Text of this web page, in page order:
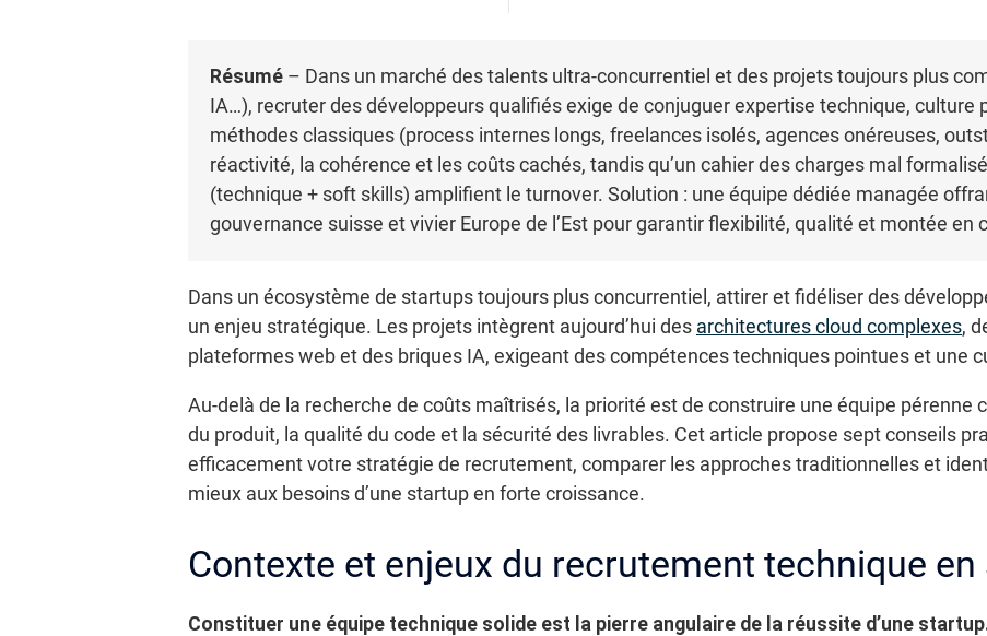
Résumé – Dans un marché des talents ultra-concurrentiel et des projets toujours plus
IA…), recruter des développeurs qualifiés exige de conjuguer expertise technique, culture
méthodes classiques (process internes longs, freelances isolés, agences onéreuses,
réactivité, la cohérence et les coûts cachés, tandis qu’un cahier des charges mal
(technique + soft skills) amplifient le turnover. Solution : une équipe dédiée managée
gouvernance suisse et vivier Europe de l’Est pour garantir flexibilité, qualité et montée en
Dans un écosystème de startups toujours plus concurrentiel, attirer et fidéliser des
un enjeu stratégique. Les projets intègrent aujourd’hui des architectures cloud complexes,
plateformes web et des briques IA, exigeant des compétences techniques pointues et une
Au-delà de la recherche de coûts maîtrisés, la priorité est de construire une équipe pérenne
du produit, la qualité du code et la sécurité des livrables. Cet article propose sept conseils
efficacement votre stratégie de recrutement, comparer les approches traditionnelles et
mieux aux besoins d’une startup en forte croissance.
Contexte et enjeux du recrutement technique
Constituer une équipe technique solide est la pierre angulaire de la réussite d’une